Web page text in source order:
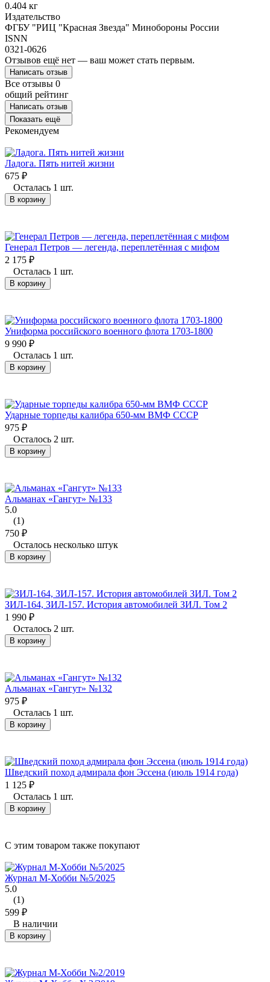
0.404 кг
Издательство
ФГБУ "РИЦ "Красная Звезда" Минобороны России
ISNN
0321-0626
Отзывов ещё нет — ваш может стать первым.
Написать отзыв
Все отзывы 0
общий рейтинг
Написать отзыв
Показать ещё
Рекомендуем
Ладога. Пять нитей жизни
675 ₽
Осталась 1 шт.
В корзину
Генерал Петров — легенда, переплетённая с мифом
2 175 ₽
Осталась 1 шт.
В корзину
Униформа российского военного флота 1703-1800
9 990 ₽
Осталась 1 шт.
В корзину
Ударные торпеды калибра 650-мм ВМФ СССР
975 ₽
Осталось 2 шт.
В корзину
Альманах «Гангут» №133
5.0
(1)
750 ₽
Осталось несколько штук
В корзину
ЗИЛ-164, ЗИЛ-157. История автомобилей ЗИЛ. Том 2
1 990 ₽
Осталось 2 шт.
В корзину
Альманах «Гангут» №132
975 ₽
Осталась 1 шт.
В корзину
Шведский поход адмирала фон Эссена (июль 1914 года)
1 125 ₽
Осталась 1 шт.
В корзину
C этим товаром также покупают
Журнал М-Хобби №5/2025
5.0
(1)
599 ₽
В наличии
В корзину